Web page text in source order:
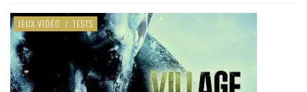
JEUX VIDÉO / TESTS